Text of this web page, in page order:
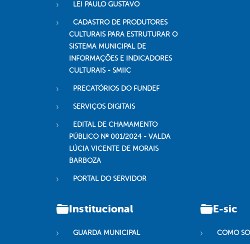
LEI PAULO GUSTAVO
CADASTRO DE PRODUTORES
CULTURAIS PARA ESTRUTURAR O
SISTEMA MUNICIPAL DE
INFORMAÇÕES E INDICADORES
CULTURAIS - SMIIC
PRECATÓRIOS DO FUNDEF
SERVIÇOS DIGITAIS
EDITAL DE CHAMAMENTO
PÚBLICO Nº 001/2024 - VALDA
LÚCIA VICENTE DE MORAIS
BARBOZA
PORTAL DO SERVIDOR
Institucional
GUARDA MUNICIPAL
E-sic
COMO